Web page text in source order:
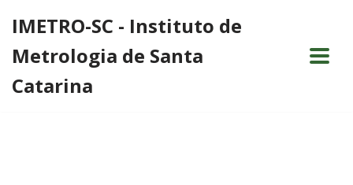
para
o
IMETRO-SC - Instituto de
Metrologia de Santa
Catarina